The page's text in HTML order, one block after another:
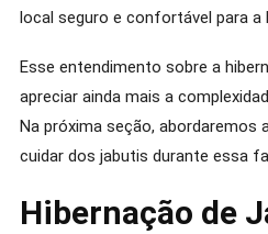
local seguro e confortável para a
Esse entendimento sobre a
apreciar ainda mais a
Na próxima seção, abordaremos
cuidar dos jabutis durante essa
Hibernação de